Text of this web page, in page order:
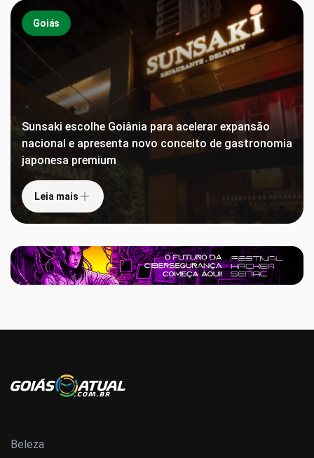
Goiás
Sunsaki escolhe Goiânia para acelerar expansão
nacional e apresenta novo conceito de gastronomia
japonesa premium
Leia mais
Beleza